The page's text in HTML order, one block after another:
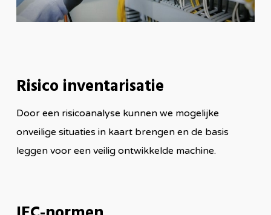
Risico inventarisatie
Door een risicoanalyse kunnen we mogelijke
onveilige situaties in kaart brengen en de basis
leggen voor een veilig ontwikkelde machine.